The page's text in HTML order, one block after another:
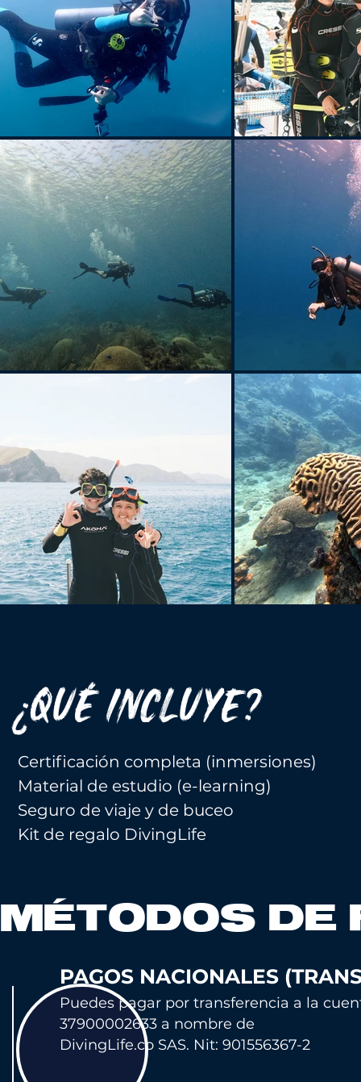
¿QUÉ INCLUYE?
Certificación completa (inmersiones)
Material de estudio (e-learning)
Seguro de viaje y de buceo
Kit de regalo DivingLife
MÉTODOS DE
PAGOS NACIONALES
Puedes pagar por transferencia a la cu
37900002633 a nombre de
DivingLife.co SAS. Nit: 901556367-2